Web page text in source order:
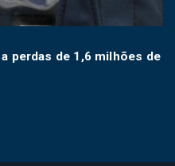
perdas de 1,6 milhões de